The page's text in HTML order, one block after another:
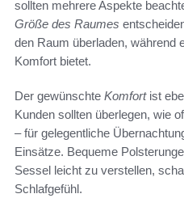
sollten mehrere Aspekte
Größe des Raumes
den Raum überladen, während
Komfort bietet.
Der gewünschte Komfortist
Kunden sollten überlegen, wie
– für gelegentliche
Einsätze. Bequeme
Sessel leicht zu verstellen,
Schlafgefühl.